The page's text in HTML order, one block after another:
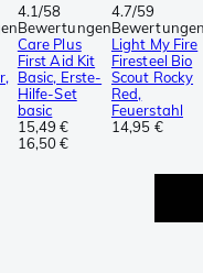
4.1/58
Bewertungen
Care Plus
First Aid Kit
Basic, Erste-
Hilfe-Set
basic
15,49 €
16,50 €
4.7/59
Light My Fire
Firesteel Bio
Scout Rocky
Red,
Feuerstahl
14,95 €